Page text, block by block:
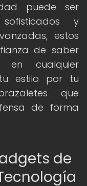
puede ser
y
estos
de saber
en cualquier
estilo por tu
que
de forma
de